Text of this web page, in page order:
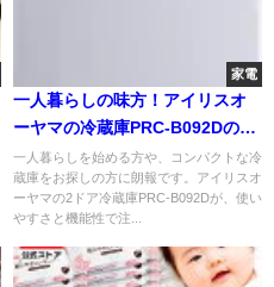
家電
一人暮らしの味方！アイリスオ
ーヤマの冷蔵庫PRC-B092Dの魅
力と注意点を徹底解説
一人暮らしを始める方や、コンパクトな冷
蔵庫をお探しの方に朗報です。アイリスオ
ーヤマの2ドア冷蔵庫PRC-B092Dが、使い
やすさと機能性で注...